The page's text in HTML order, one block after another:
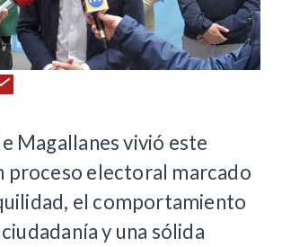
Magallanes vivió este
proceso electoral marcado
el comportamiento
y una sólida